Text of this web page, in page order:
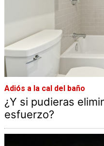
Adiós a la cal del baño
¿Y si pudieras
esfuerzo?